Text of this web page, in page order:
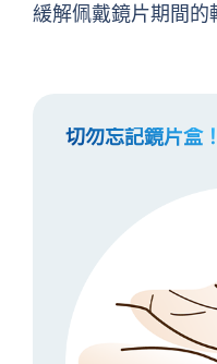
緩解佩戴鏡片期間的
切勿忘記鏡片盒！